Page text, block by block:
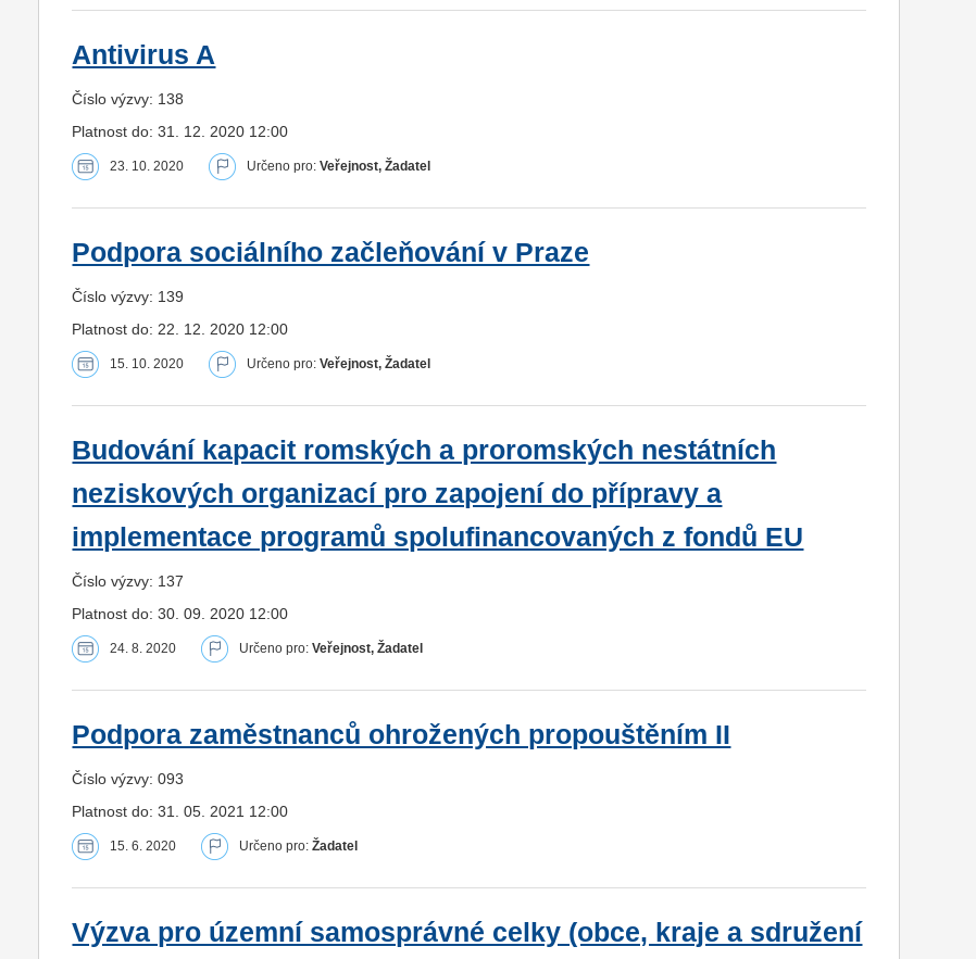
Antivirus A
Číslo výzvy: 138
Platnost do: 31. 12. 2020 12:00
23. 10. 2020 Určeno pro:Veřejnost, Žadatel
Podpora sociálního začleňování v Praze
Číslo výzvy: 139
Platnost do: 22. 12. 2020 12:00
15. 10. 2020 Určeno pro:Veřejnost, Žadatel
Budování kapacit romských a proromských nestátních
neziskových organizací pro zapojení do přípravy a
implementace programů spolufinancovaných z fondů EU
Číslo výzvy: 137
Platnost do: 30. 09. 2020 12:00
24. 8. 2020 Určeno pro:Veřejnost, Žadatel
Podpora zaměstnanců ohrožených propouštěním II
Číslo výzvy: 093
Platnost do: 31. 05. 2021 12:00
15. 6. 2020 Určeno pro:Žadatel
Výzva pro územní samosprávné celky (obce, kraje a sdružení